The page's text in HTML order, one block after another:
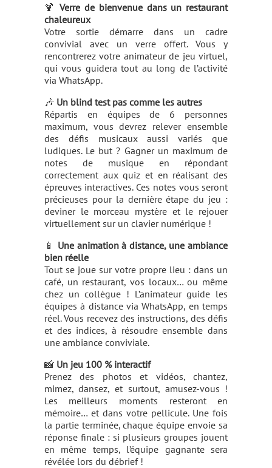
🍹Verre de bienvenue dans un restaurant
chaleureux
Votre sortie démarre dans un cadre
convivial avec un verre offert. Vous y
rencontrerez votre animateur de jeu virtuel,
qui vous guidera tout au long de l’activité
via WhatsApp.
🎶 Un blind test pas comme les autres
Répartis en équipes de 6 personnes
maximum, vous devrez relever ensemble
des défis musicaux aussi variés que
ludiques. Le but ? Gagner un maximum de
notes de musique en répondant
correctement aux quiz et en réalisant des
épreuves interactives. Ces notes vous seront
précieuses pour la dernière étape du jeu :
deviner le morceau mystère et le rejouer
virtuellement sur un clavier numérique !
📱 Une animation à distance, une ambiance
bien réelle
Tout se joue sur votre propre lieu : dans un
café, un restaurant, vos locaux… ou même
chez un collègue ! L’animateur guide les
équipes à distance via WhatsApp, en temps
réel. Vous recevez des instructions, des défis
et des indices, à résoudre ensemble dans
une ambiance conviviale.
📸 Un jeu 100 % interactif
Prenez des photos et vidéos, chantez,
mimez, dansez, et surtout, amusez-vous !
Les meilleurs moments resteront en
mémoire… et dans votre pellicule. Une fois
la partie terminée, chaque équipe envoie sa
réponse finale : si plusieurs groupes jouent
en même temps, l’équipe gagnante sera
révélée lors du débrief !